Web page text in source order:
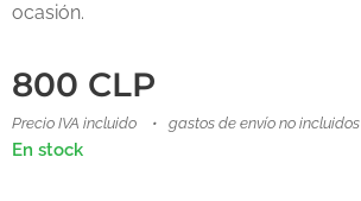
ocasión.
800 CLP
Precio IVA incluido gastos de envío no incluidos
En stock